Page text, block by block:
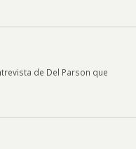
de Del Parson que